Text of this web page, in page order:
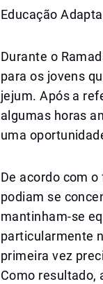
Educação
Durante o
para os jovens
jejum. Após a
algumas horas
uma
De acordo com
podiam se
mantinham-se
particularmente
primeira vez
Como resultado,